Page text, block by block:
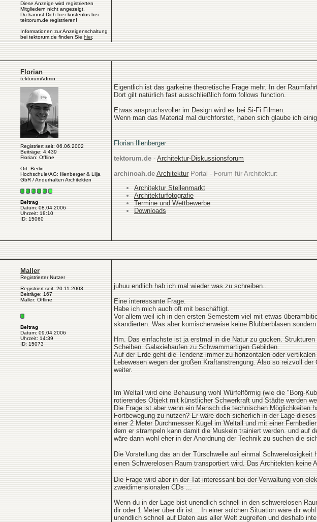
Diese Anzeige wird registrierten
Mitgliedern nicht angezeigt.
Du kannst Dich hierkostenlos bei
tektorum.de registrieren!
Informationen zur Anzeigenschaltung
bei tektorum.de finden Sie hier.
Florian
tektorumAdmin
Registriert seit: 06.06.2002
Beiträge: 4.439
Florian: Offline
Ort: Berlin
Hochschule/AG: Illenberger & Lilja
GbR / Anderhalten Architekten
Beitrag
Datum: 08.04.2006
Uhrzeit: 18:10
ID: 15060
Eigentlich ist das garkeine theoretische Frage mehr. In der
Dort gilt natürlich fast ausschließlich form follows function.
Etwas anspruchsvoller im Design wird es bei Si-Fi Filmen.
Wenn man das Material mal durchforstet, haben sich glaube ich
Florian Illenberger
tektorum.de - Architektur-Diskussionsforum
archinoah.de ArchitekturPortal - Forum für Architektur:
Architektur Stellenmarkt
Architekturfotografie
Termine und Wettbewerbe
Downloads
Maller
Registrierter Nutzer
Registriert seit: 20.11.2003
Beiträge: 167
Maller: Offline
Beitrag
Datum: 09.04.2006
Uhrzeit: 14:39
ID: 15073
juhuu endlich hab ich mal wieder was zu schreiben..
Eine interessante Frage.
Habe ich mich auch oft mit beschäftigt.
Vor allem weil ich in den ersten Semestern viel mit etwas
skandierten. Was aber komischerweise keine Blubberblasen
Hm. Das einfachste ist ja erstmal in die Natur zu gucken.
Scheiben. Galaxiehaufen zu Schwammartigen Gebilden.
Auf der Erde geht die Tendenz immer zu horizontalen oder
Lebewesen wegen der großen Kraftanstrengung. Also so reizvoll
weiter.
Im Weltall wird eine Behausung wohl Würfelförmig (wie die "Borg-
rotierendes Objekt mit künstlicher Schwerkraft und Städte werden
Die Frage ist aber wenn ein Mensch die technischen Möglichkeiten
Fortbewegung zu nutzen? Er wäre doch sicherlich in der Lage
einer 2 Meter Durchmesser Kugel im Weltall und mit einer
dem er strampeln kann damit die Muskeln trainiert werden. und auf
wäre dann wohl eher in der Anordnung der Technik zu suchen die
Die Vorstellung das an der Türschwelle auf einmal Schwerelosigkeit
einen Schwerelosen Raum transportiert wird. Das Architekten keine
Die Frage wird aber in der Tat interessant bei der Verwaltung von
zweidimensionalen CDs ...
Wenn du in der Lage bist unendlich schnell in den schwerelosen
dir oder 1 Meter über dir ist... In einer solchen Situation wäre dir
unendlich schnell auf Daten aus aller Welt zugreifen und deshalb